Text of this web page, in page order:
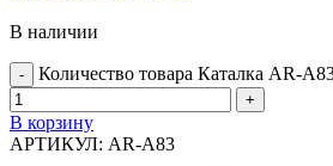
В наличии
Количество товара Каталка AR-
В корзину
АРТИКУЛ: AR-A83